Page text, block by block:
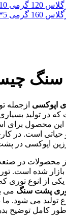
گرمی 10*10
گرمی 5*5
سنگ
اپوکسی ازجمله
در تولید
این محصول برای
حیاتی است. در
رزین اپوکسی در
محصولات در
شده است.
از انوع توری
پشت سنگ می
تولید می شود.
کامل توضیح